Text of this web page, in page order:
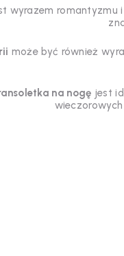
wyrazem romantyzmu
może być również
na nogę jest